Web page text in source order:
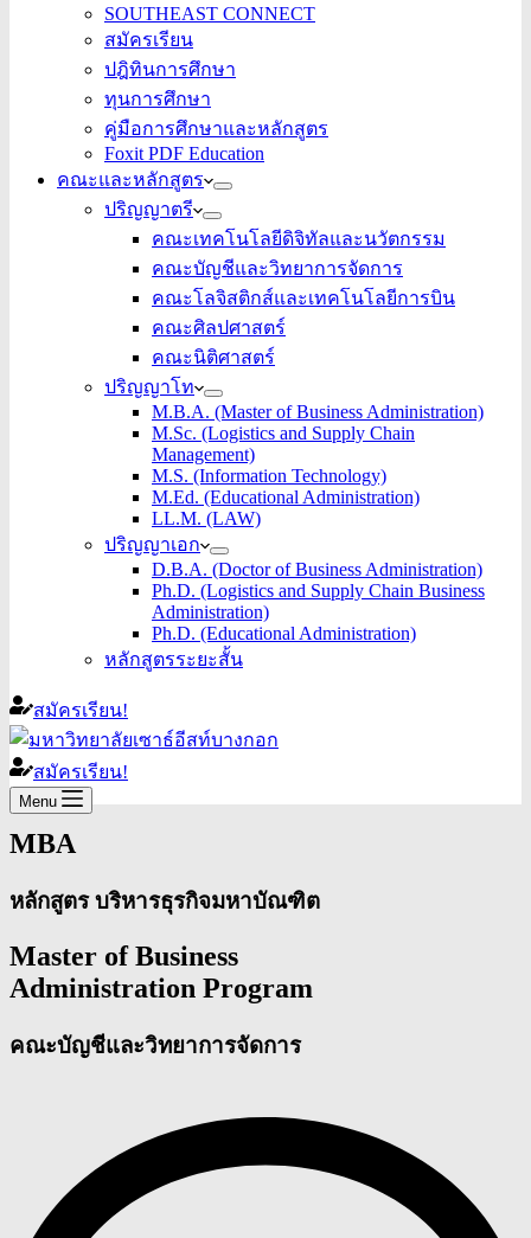
SOUTHEAST CONNECT
สมัครเรียน
ปฎิทินการศึกษา
ทุนการศึกษา
คู่มือการศึกษาและหลักสูตร
Foxit PDF Education
คณะและหลักสูตร
ปริญญาตรี
คณะเทคโนโลยีดิจิทัลและนวัตกรรม
คณะบัญชีและวิทยาการจัดการ
คณะโลจิสติกส์และเทคโนโลยีการบิน
คณะศิลปศาสตร์
คณะนิติศาสตร์
ปริญญาโท
M.B.A. (Master of Business Administration)
M.Sc. (Logistics and Supply Chain
Management)
M.S. (Information Technology)
M.Ed. (Educational Administration)
LL.M. (LAW)
ปริญญาเอก
D.B.A. (Doctor of Business Administration)
Ph.D. (Logistics and Supply Chain Business
Administration)
Ph.D. (Educational Administration)
หลักสูตรระยะสั้น
สมัครเรียน!
สมัครเรียน!
Menu
MBA
หลักสูตร บริหารธุรกิจมหาบัณฑิต
Master of Business
Administration Program
คณะบัญชีและวิทยาการจัดการ